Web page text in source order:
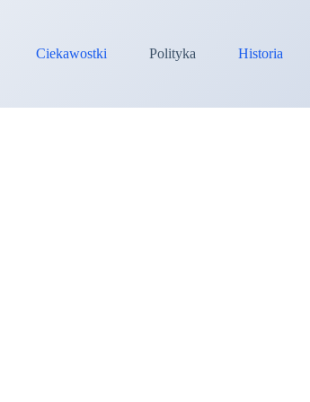
Ciekawostki
Polityka Historia